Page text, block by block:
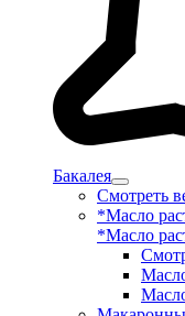
Бакалея
Смотреть
*Масло
*Масло